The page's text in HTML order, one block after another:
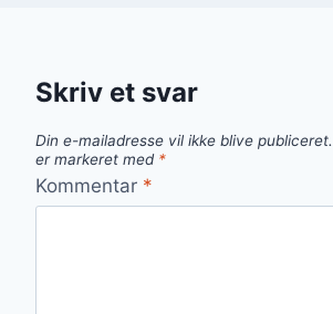
Skriv et svar
Din e-mailadresse vil ikke blive publiceret.
er markeret med *
Kommentar *